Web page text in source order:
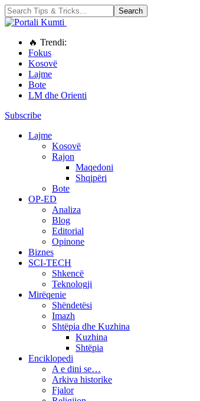
🔥 Trendi:
Fokus
Kosovë
Lajme
Bote
LM dhe Orienti
Subscribe
Lajme
Kosovë
Rajon
Maqedoni
Shqipëri
Bote
OP-ED
Analiza
Blog
Editorial
Opinone
Biznes
SCI-TECH
Shkencë
Teknologji
Mirëqenie
Shëndetësi
Imazh
Shtëpia dhe Kuzhina
Kuzhina
Shtëpia
Enciklopedi
A e dini se…
Arkiva historike
Fjalor